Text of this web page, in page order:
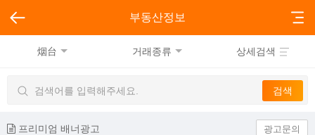
부동산정보
烟台 거래종류 상세검색
프리미엄 배너광고 광고문의